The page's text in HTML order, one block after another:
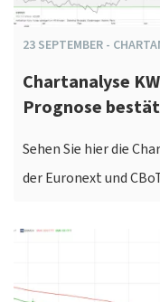
23 SEPTEMBER -
Chartanalyse
Prognose
Sehen Sie hier die
der Euronext und